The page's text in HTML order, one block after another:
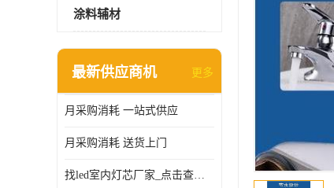
涂料辅材
最新供应商机 更多
月采购消耗 一站式供应
月采购消耗 送货上门
找led室内灯芯厂家_点击查看更多